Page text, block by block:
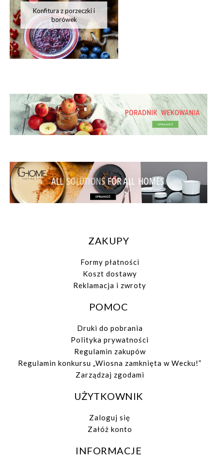
Konfitura z porzeczki i
borówek
ZAKUPY
Formy płatności
Koszt dostawy
Reklamacja i zwroty
POMOC
Druki do pobrania
Polityka prywatności
Regulamin zakupów
Regulamin konkursu „Wiosna zamknięta w Wecku!”
Zarządzaj zgodami
UŻYTKOWNIK
Zaloguj się
Załóż konto
INFORMACJE